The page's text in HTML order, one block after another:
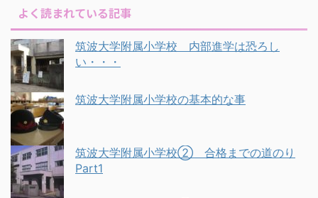
よく読まれている記事
筑波大学附属小学校 内部進学は恐ろし
い・・・
筑波大学附属小学校の基本的な事
筑波大学附属小学校② 合格までの道のり
Part1